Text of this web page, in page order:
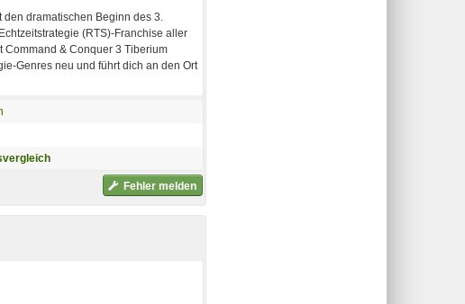
dramatischen Beginn des 3.
(RTS)-Franchise aller
Command & Conquer 3 Tiberium
Genres neu und führt dich an den Ort
Fehler melden